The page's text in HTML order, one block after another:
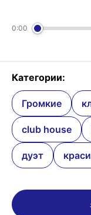
0:00
Категории:
Громкие
club house
дуэт